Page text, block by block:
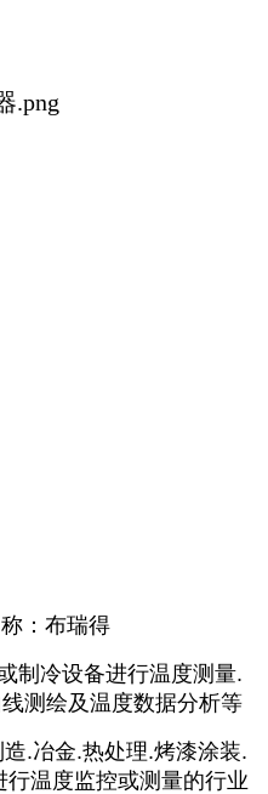
：布瑞得
制冷设备进行温度测量.
测绘及温度数据分析等
.冶金.热处理.烤漆涂装.
温度监控或测量的行业